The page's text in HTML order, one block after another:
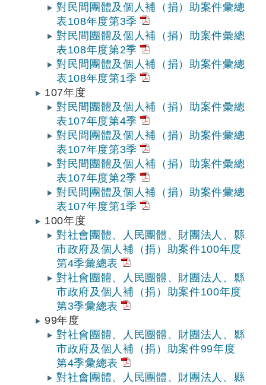
對民間團體及個人補（捐）助案件彙總
表108年度第3季
對民間團體及個人補（捐）助案件彙總
表108年度第2季
對民間團體及個人補（捐）助案件彙總
表108年度第1季
107年度
對民間團體及個人補（捐）助案件彙總
表107年度第4季
對民間團體及個人補（捐）助案件彙總
表107年度第3季
對民間團體及個人補（捐）助案件彙總
表107年度第2季
對民間團體及個人補（捐）助案件彙總
表107年度第1季
100年度
對社會團體、人民團體、財團法人、縣
市政府及個人補（捐）助案件100年度
第4季彙總表
對社會團體、人民團體、財團法人、縣
市政府及個人補（捐）助案件100年度
第3季彙總表
99年度
對社會團體、人民團體、財團法人、縣
市政府及個人補（捐）助案件99年度
第4季彙總表
對社會團體、人民團體、財團法人、縣